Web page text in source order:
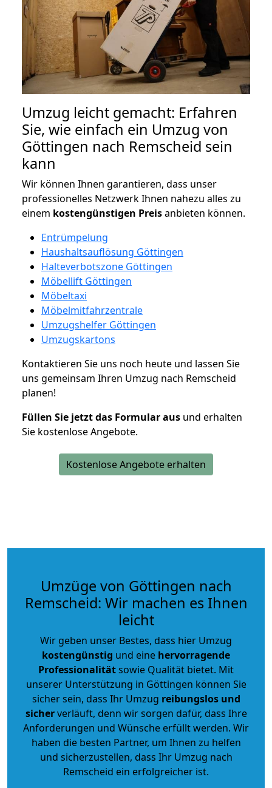
Umzug leicht gemacht: Erfahren
Sie, wie einfach ein Umzug von
Göttingen nach Remscheid sein
kann
Wir können Ihnen garantieren, dass unser
professionelles Netzwerk Ihnen nahezu alles zu
einem kostengünstigen Preisanbieten können.
Entrümpelung
Haushaltsauflösung Göttingen
Halteverbotszone Göttingen
Möbellift Göttingen
Möbeltaxi
Möbelmitfahrzentrale
Umzugshelfer Göttingen
Umzugskartons
Kontaktieren Sie uns noch heute und lassen Sie
uns gemeinsam Ihren Umzug nach Remscheid
planen!
Füllen Sie jetzt das Formular aus und erhalten
Sie kostenlose Angebote.
Kostenlose Angebote erhalten
Umzüge von Göttingen nach
Remscheid: Wir machen es Ihnen
leicht
Wir geben unser Bestes, dass hier Umzug
kostengünstig und eine hervorragende
Professionalitätsowie Qualität bietet. Mit
unserer Unterstützung in Göttingen können Sie
sicher sein, dass Ihr Umzug reibungslos und
sicherverläuft, denn wir sorgen dafür, dass Ihre
Anforderungen und Wünsche erfüllt werden. Wir
haben die besten Partner, um Ihnen zu helfen
und sicherzustellen, dass Ihr Umzug nach
Remscheid ein erfolgreicher ist.